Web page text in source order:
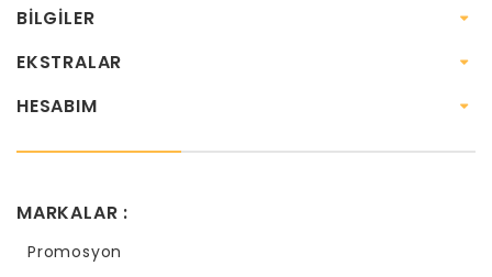
BILGILER
EKSTRALAR
HESABIM
MARKALAR :
Promosyon